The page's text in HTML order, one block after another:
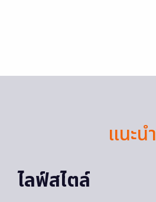
แนะนำ
ไลฟ์สไตล์